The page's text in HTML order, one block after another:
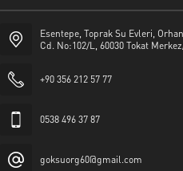
Esentepe, Toprak Su Evleri,
Cd. No:102/L, 60030 Tokat
+90 356 212 57 77
0538 496 37 87
goksuorg60@gmail.com